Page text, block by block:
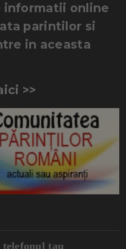
informatii online
parintilor si
in aceasta
>>
telefonul tau